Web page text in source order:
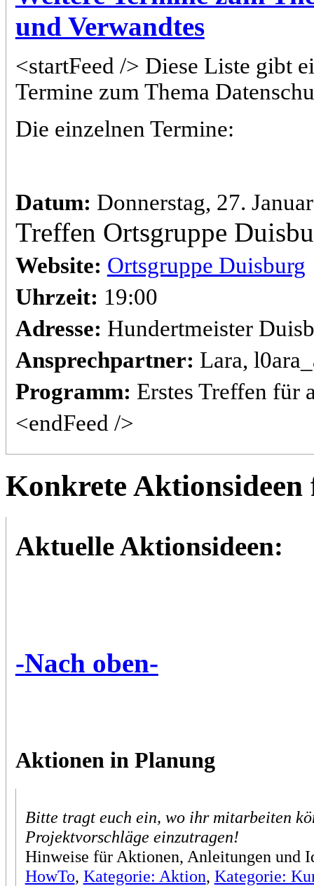
und Verwandtes
<startFeed /> Diese Liste gibt
Termine zum Thema
Die einzelnen Termine:
Datum: Donnerstag, 27.
Treffen Ortsgruppe
Website: Ortsgruppe Duisburg
Uhrzeit: 19:00
Adresse: Hundertmeister
Ansprechpartner: Lara,
Programm: Erstes Treffen für
<endFeed />
Konkrete Aktionsideen
Aktuelle Aktionsideen:
-Nach oben-
Aktionen in Planung
Bitte tragt euch ein, wo ihr mitarbeiten
Projektvorschläge einzutragen!
Hinweise für Aktionen, Anleitungen und
HowTo, Kategorie: Aktion, Kategorie: